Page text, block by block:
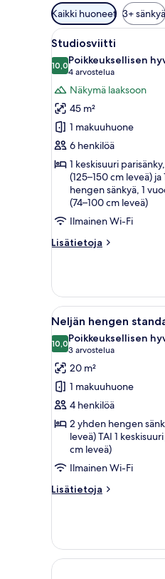
Huoneille
saatavilla
olevia
suodattimia
Kaikki huoneet 3+ sänkyä
Avaa
kaikki
huonetyypin
Studiosviitti
kuvat
10
Studiosviitti
10,010,0 kautta 10
Poikkeuksellisen
4 arvostelua
(4
arvostelua)
Näkymä laaksoon
45 m²
1 makuuhuone
6 henkilöä
1 keskisuuri
(125–150 cm leveä)
hengen sänkyä, 1
(74–100 cm leveä)
Ilmainen Wi-Fi
Lisätietoja
Lisätietoja
Avaa
kaikki
huonetyypin
Neljän
hengen
standard-
huone
kuvat
9
Neljän hengen
10,010,0 kautta 10
Poikkeuksellisen
3 arvostelua
(3
arvostelua)
20 m²
1 makuuhuone
4 henkilöä
2 yhden hengen
leveä) TAI 1
cm leveä)
Ilmainen Wi-Fi
Lisätietoja
Lisätietoja
standard-
huone